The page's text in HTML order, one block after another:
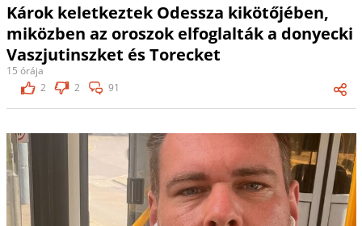
Károk keletkeztek Odessza kikötőjében,
miközben az oroszok elfoglalták a donyecki
Vaszjutinszket és Torecket
15 órája
2
2 91